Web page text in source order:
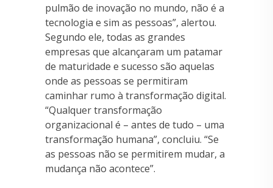
pulmão de inovação no mundo, não é a
tecnologia e sim as pessoas”, alertou.
Segundo ele, todas as grandes
empresas que alcançaram um patamar
de maturidade e sucesso são aquelas
onde as pessoas se permitiram
caminhar rumo à transformação digital.
“Qualquer transformação
organizacional é – antes de tudo – uma
transformação humana”, concluiu. “Se
as pessoas não se permitirem mudar, a
mudança não acontece”.